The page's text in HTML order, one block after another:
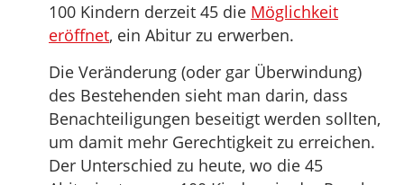
100 Kindern derzeit 45 die Möglichkeit
eröffnet, ein Abitur zu erwerben.
Die Veränderung (oder gar Überwindung)
des Bestehenden sieht man darin, dass
Benachteiligungen beseitigt werden sollten,
um damit mehr Gerechtigkeit zu erreichen.
Der Unterschied zu heute, wo die 45